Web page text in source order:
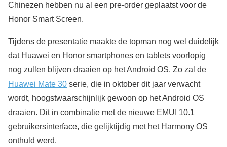
Chinezen hebben nu al een pre-order geplaatst voor de
Honor Smart Screen.
Tijdens de presentatie maakte de topman nog wel duidelijk
dat Huawei en Honor smartphones en tablets voorlopig
nog zullen blijven draaien op het Android OS. Zo zal de
Huawei Mate 30 serie, die in oktober dit jaar verwacht
wordt, hoogstwaarschijnlijk gewoon op het Android OS
draaien. Dit in combinatie met de nieuwe EMUI 10.1
gebruikersinterface, die gelijktijdig met het Harmony OS
onthuld werd.